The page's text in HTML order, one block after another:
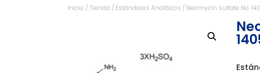
Inicio / Tienda / Estándares Analíticos / Neomycin sulfate No.